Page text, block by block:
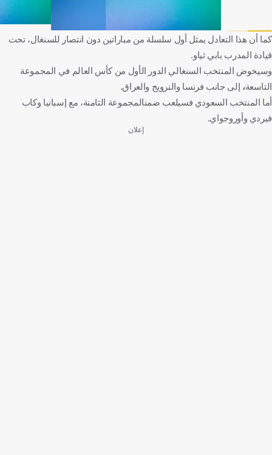
كما أن هذا التعادل يمثل أول سلسلة من مباراتين دون انتصار للسنغال، تحت
قيادة المدرب بابي ثياو.
وسيخوض المنتخب السنغالي الدور الأول من كأس العالم في المجموعة
التاسعة، إلى جانب فرنسا والنرويج والعراق.
أما المنتخب السعودي فسيلعب ضمنالمجموعة الثامنة، مع إسبانيا وكاب
فيردي وأوروجواي.
إعلان